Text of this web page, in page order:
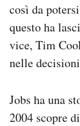
Area
Newsletter
Notifiche
Regala il
così da
questo ha
vice, Tim
nelle
Jobs ha una
2004 scopre